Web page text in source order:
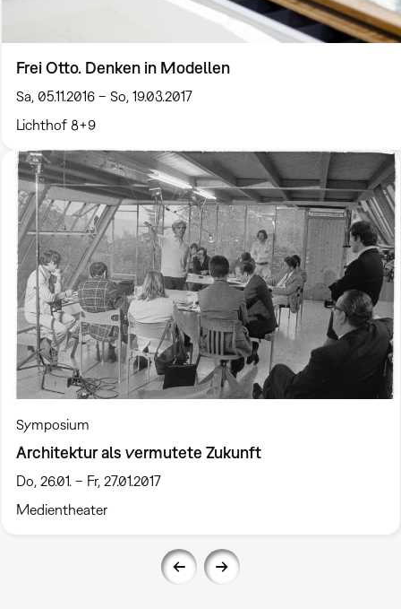
Frei Otto. Denken in Modellen
Sa, 05.11.2016 – So, 19.03.2017
Lichthof 8+9
Symposium
Architektur als vermutete Zukunft
Do, 26.01. – Fr, 27.01.2017
Medientheater